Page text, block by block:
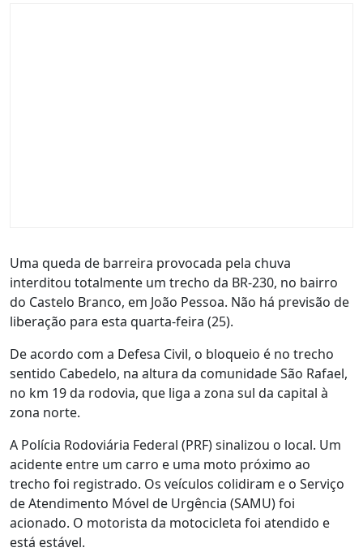
Uma queda de barreira provocada pela chuva
interditou totalmente um trecho da BR-230, no bairro
do Castelo Branco, em João Pessoa. Não há previsão de
liberação para esta quarta-feira (25).
De acordo com a Defesa Civil, o bloqueio é no trecho
sentido Cabedelo, na altura da comunidade São Rafael,
no km 19 da rodovia, que liga a zona sul da capital à
zona norte.
A Polícia Rodoviária Federal (PRF) sinalizou o local. Um
acidente entre um carro e uma moto próximo ao
trecho foi registrado. Os veículos colidiram e o Serviço
de Atendimento Móvel de Urgência (SAMU) foi
acionado. O motorista da motocicleta foi atendido e
está estável.